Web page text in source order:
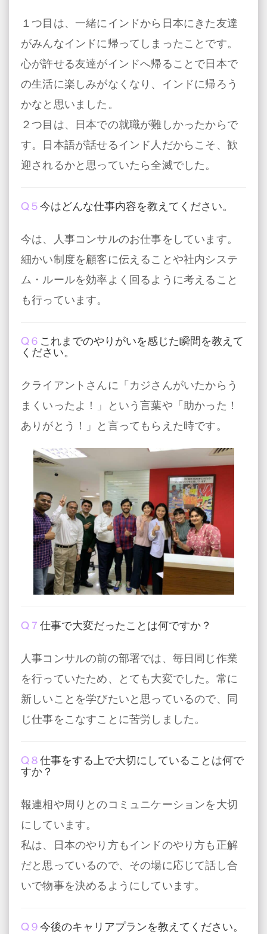
１つ目は、一緒にインドから日本にきた友達
がみんなインドに帰ってしまったことです。
心が許せる友達がインドへ帰ることで日本で
の生活に楽しみがなくなり、インドに帰ろう
かなと思いました。
２つ目は、日本での就職が難しかったからで
す。日本語が話せるインド人だからこそ、歓
迎されるかと思っていたら全滅でした。
Q５今はどんな仕事内容を教えてください。
今は、人事コンサルのお仕事をしています。
細かい制度を顧客に伝えることや社内システ
ム・ルールを効率よく回るように考えること
も行っています。
Q６ これまでのやりがいを感じた瞬間を教えて
ください。
クライアントさんに「カジさんがいたからう
まくいったよ！」という言葉や「助かった！
ありがとう！」と言ってもらえた時です。
Q７仕事で大変だったことは何ですか？
人事コンサルの前の部署では、毎日同じ作業
を行っていたため、とても大変でした。常に
新しいことを学びたいと思っているので、同
じ仕事をこなすことに苦労しました。
Q８仕事をする上で大切にしていることは何で
すか？
報連相や周りとのコミュニケーションを大切
にしています。
私は、日本のやり方もインドのやり方も正解
だと思っているので、その場に応じて話し合
いで物事を決めるようにしています。
Q９今後のキャリアプランを教えてください。